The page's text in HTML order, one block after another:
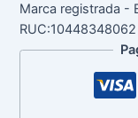
Marca registrada -
RUC:10448348062